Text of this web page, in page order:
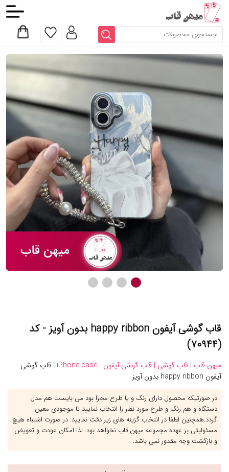
قاب گوشی آیفون happy ribbon بدون آویز - کد
(۷۰۹۴۴)
میهن قاب | قاب گوشی | قاب گوشی آیفون - iPhone case |
قاب گوشی
آیفون happy ribbon بدون آویز
در صورتیکه محصول دارای رنگ و یا طرح مجزا بود می بایست هم مدل
دستگاه و هم رنگ و طرح مورد نظر را انتخاب نمایید تا موجودی معین
گردد.همچنین لطفا در انتخاب گزینه های زیر دقت نمایید. در صورت اشتباه هیچ
مسئولیتی بر عهده مجموعه میهن قاب نخواهد بود. لذا امکان عودت و تعویض
و بازگشت وجه مقدور نمی باشد.